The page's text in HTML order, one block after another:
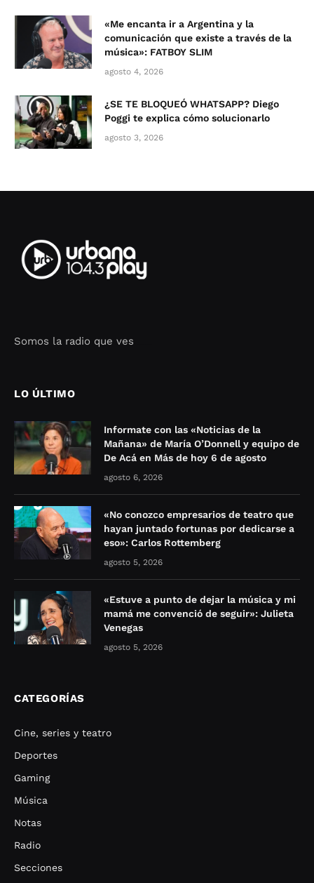
«Me encanta ir a Argentina y la
comunicación que existe a través de la
música»: FATBOY SLIM
agosto 4, 2026
¿SE TE BLOQUEÓ WHATSAPP? Diego
Poggi te explica cómo solucionarlo
agosto 3, 2026
Somos la radio que ves
LO ÚLTIMO
Informate con las «Noticias de la
Mañana» de María O’Donnell y equipo de
De Acá en Más de hoy 6 de agosto
agosto 6, 2026
«No conozco empresarios de teatro que
hayan juntado fortunas por dedicarse a
eso»: Carlos Rottemberg
agosto 5, 2026
«Estuve a punto de dejar la música y mi
mamá me convenció de seguir»: Julieta
Venegas
agosto 5, 2026
CATEGORÍAS
Cine, series y teatro
Deportes
Gaming
Música
Notas
Radio
Secciones